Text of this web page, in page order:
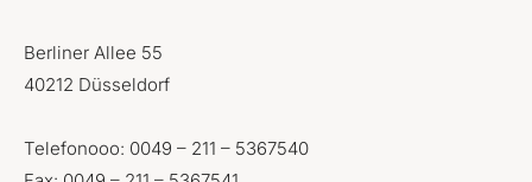
Berliner Allee 55
40212 Düsseldorf
Telefonooo: 0049 – 211 – 5367540